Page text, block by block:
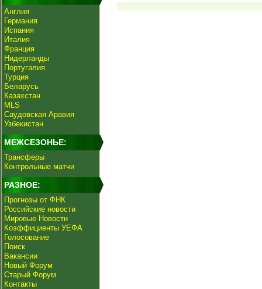
Англия
Германия
Испания
Италия
Франция
Нидерланды
Португалия
Турция
Беларусь
Казахстан
MLS
Саудовская Аравия
Узбекистан
МЕЖСЕЗОНЬЕ:
Трансферы
Контрольные матчи
РАЗНОЕ:
Прогнозы от ФНК
Российские новости
Мировые Новости
Коэффициенты УЕФА
Голосование
Поиск
Вакансии
Новый Форум
Старый Форум
Контакты